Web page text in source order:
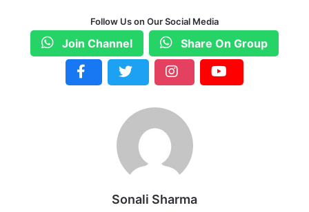
Follow Us on Our Social Media
Join Channel Share On Group
Sonali Sharma